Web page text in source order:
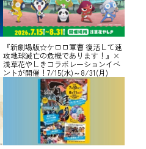
『新劇場版☆ケロロ軍曹 復活して速
攻地球滅亡の危機であります！』×
浅草花やしきコラボレーションイベ
ントが開催！7/15(水)～8/31(月)